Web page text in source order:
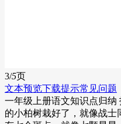
3/5页
文本预览下载提示常见问题
一年级上册语文知识点归纳
的小柏树栽好了，就像战士